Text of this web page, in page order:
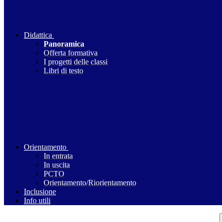
Didattica
Panoramica
Offerta formativa
I progetti delle classi
Libri di testo
Orientamento
In entrata
In uscita
PCTO
Orientamento/Riorientamento
Inclusione
Info utili